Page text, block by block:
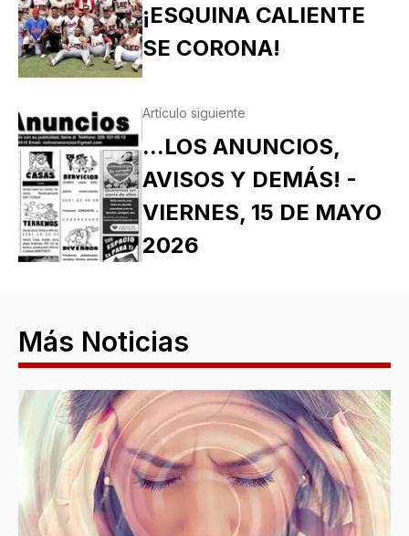
¡ESQUINA CALIENTE
SE CORONA!
Artículo siguiente
...LOS ANUNCIOS,
AVISOS Y DEMÁS! -
VIERNES, 15 DE MAYO
2026
Más Noticias